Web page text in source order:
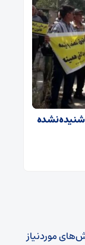
نشده
موردنیاز